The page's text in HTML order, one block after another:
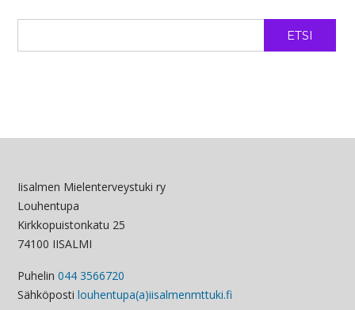
ETSI
Iisalmen Mielenterveystuki ry
Louhentupa
Kirkkopuistonkatu 25
74100 IISALMI
Puhelin 044 3566720
Sähköposti louhentupa(a)iisalmenmttuki.fi